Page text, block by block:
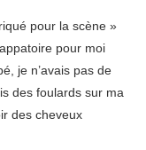
pour la scène »
pour moi
je n’avais pas de
des foulards sur ma
des cheveux